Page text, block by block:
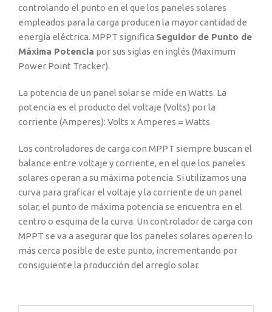
controlando el punto en el que los paneles solares
empleados para la carga producen la mayor cantidad de
energía eléctrica. MPPT significa Seguidor de Punto de
Máxima Potencia por sus siglas en inglés (Maximum
Power Point Tracker).
La potencia de un panel solar se mide en Watts. La
potencia es el producto del voltaje (Volts) por la
corriente (Amperes): Volts x Amperes = Watts
Los controladores de carga con MPPT siempre buscan el
balance entre voltaje y corriente, en el que los paneles
solares operan a su máxima potencia. Si utilizamos una
curva para graficar el voltaje y la corriente de un panel
solar, el punto de máxima potencia se encuentra en el
centro o esquina de la curva. Un controlador de carga con
MPPT se va a asegurar que los paneles solares operen lo
más cerca posible de este punto, incrementando por
consiguiente la producción del arreglo solar.